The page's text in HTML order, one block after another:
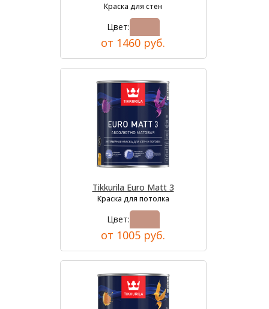
Краска для стен
Цвет:
от 1460 руб.
Tikkurila Euro Matt 3
Краска для потолка
Цвет:
от 1005 руб.